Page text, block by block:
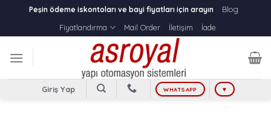
content
Peşin ödeme iskontoları ve bayi fiyatları için arayın
Blog
Fiyatlandırma
Mail Order İletişim İade
Giriş Yap WHATSAPP ♥